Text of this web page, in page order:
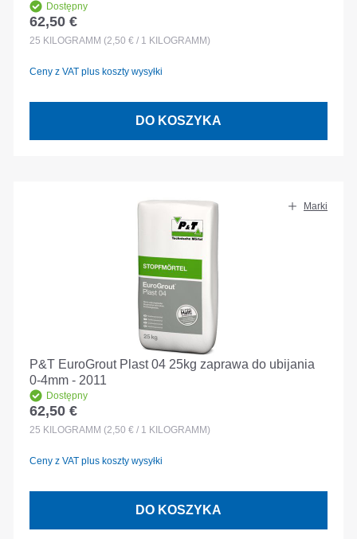
Dostępny
Cena regularna:
62,50 €
25 KILOGRAMM (2,50 € / 1 KILOGRAMM)
Ceny z VAT plus koszty wysyłki
DO KOSZYKA
Marki
P&T EuroGrout Plast 04 25kg zaprawa do ubijania
0-4mm - 2011
Dostępny
Cena regularna:
62,50 €
25 KILOGRAMM (2,50 € / 1 KILOGRAMM)
Ceny z VAT plus koszty wysyłki
DO KOSZYKA